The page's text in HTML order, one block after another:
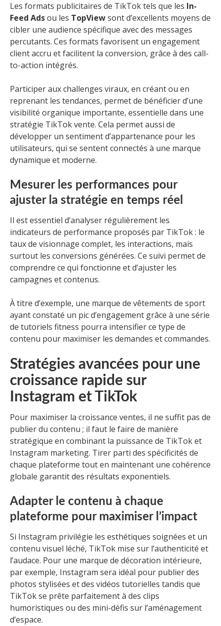
Les formats publicitaires de TikTok tels que les In-
Feed Adsou les TopViewsont d’excellents moyens de
cibler une audience spécifique avec des messages
percutants. Ces formats favorisent un engagement
client accru et facilitent la conversion, grâce à des call-
to-action intégrés.
Participer aux challenges viraux, en créant ou en
reprenant les tendances, permet de bénéficier d’une
visibilité organique importante, essentielle dans une
stratégie TikTok vente. Cela permet aussi de
développer un sentiment d’appartenance pour les
utilisateurs, qui se sentent connectés à une marque
dynamique et moderne.
Mesurer les performances pour
ajuster la stratégie en temps réel
Il est essentiel d’analyser régulièrement les
indicateurs de performance proposés par TikTok : le
taux de visionnage complet, les interactions, mais
surtout les conversions générées. Ce suivi permet de
comprendre ce qui fonctionne et d’ajuster les
campagnes et contenus.
À titre d’exemple, une marque de vêtements de sport
ayant constaté un pic d’engagement grâce à une série
de tutoriels fitness pourra intensifier ce type de
contenu pour maximiser les demandes et commandes.
Stratégies avancées pour une
croissance rapide sur
Instagram et TikTok
Pour maximiser la croissance ventes, il ne suffit pas de
publier du contenu ; il faut le faire de manière
stratégique en combinant la puissance de TikTok et
Instagram marketing. Tirer parti des spécificités de
chaque plateforme tout en maintenant une cohérence
globale garantit des résultats exponentiels.
Adapter le contenu à chaque
plateforme pour maximiser l’impact
Si Instagram privilégie les esthétiques soignées et un
contenu visuel léché, TikTok mise sur l’authenticité et
l’audace. Pour une marque de décoration intérieure,
par exemple, Instagram sera idéal pour publier des
photos stylisées et des vidéos tutorielles tandis que
TikTok se prête parfaitement à des clips
humoristiques ou des mini-défis sur l’aménagement
d’espace.